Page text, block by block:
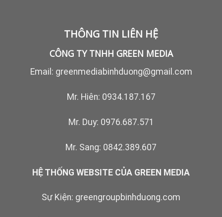
THÔNG TIN LIÊN HỆ
CÔNG TY TNHH GREEN MEDIA
Email: greenmediabinhduong@gmail.com
Mr. Hiên: 0934.187.167
Mr. Duy: 0976.687.571
Mr. Sang: 0842.389.607
HỆ THỐNG WEBSITE CỦA GREEN MEDIA
Sự Kiện: greengroupbinhduong.com